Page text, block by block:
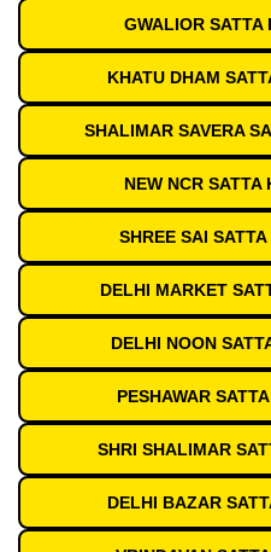
GWALIOR SATTA
KHATU DHAM
SHALIMAR SAVERA
NEW NCR SATTA
SHREE SAI
DELHI MARKET
DELHI NOON
PESHAWAR
SHRI SHALIMAR
DELHI BAZAR